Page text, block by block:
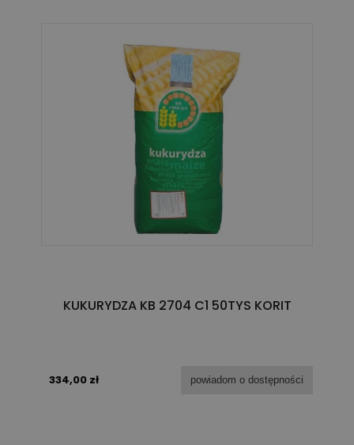
KUKURYDZA KB 2704 C1 50TYS KORIT
334,00 zł powiadom o dostępności